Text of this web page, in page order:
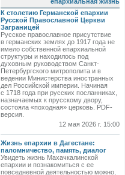
К столетию Германской епархии
Русской Православной Церкви
Заграницей
Русское православное присутствие
в германских землях до 1917 года не
имело собственной епархиальной
структуры и находилось под
духовным руководством Санкт-
Петербургского митрополита и в
ведении Министерства иностранных
дел Российской империи. Начиная
с 1718 года при русских посланниках,
назначаемых к прусскому двору,
состояла «походная» церковь. PDF-
версия.
12 мая 2026 г. 15:00
Жизнь епархии в Дагестане:
паломничество, память, диалог
Увидеть жизнь Махачкалинской
епархии и познакомиться с ее
повседневной деятельностью можно,